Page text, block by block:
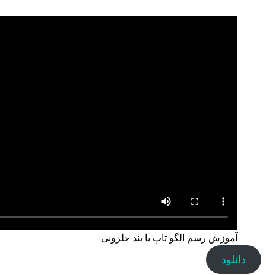
آموزش رسم الگو تاپ با بند حلزونی
دانلود